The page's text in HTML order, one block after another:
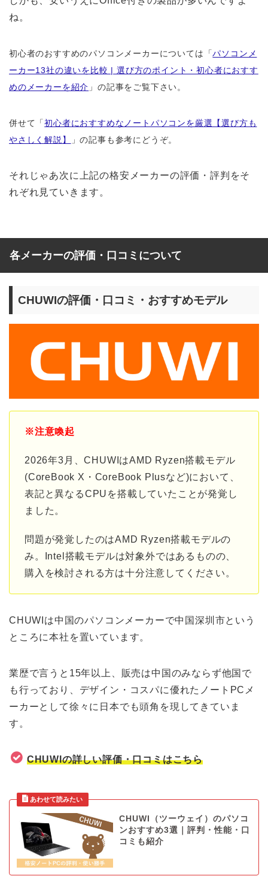
ね。
初心者のおすすめのパソコンメーカーについては「パソコンメ
ーカー13社の違いを比較 | 選び方のポイント・初心者におすす
めのメーカーを紹介 」の記事をご覧下さい。
併せて「初心者におすすめなノートパソコンを厳選【選び方も
やさしく解説】
」の記事も参考にどうぞ。
それじゃあ次に上記の格安メーカーの評価・評判をそ
れぞれ見ていきます。
各メーカーの評価・口コミについて
CHUWIの評価・口コミ・おすすめモデル
※注意喚起
2026年3月、CHUWIはAMD Ryzen搭載モデル
(CoreBook X・CoreBook Plusなど)において、
表記と異なるCPUを搭載していたことが発覚し
ました。
問題が発覚したのはAMD Ryzen搭載モデルの
み。Intel搭載モデルは対象外ではあるものの、
購入を検討される方は十分注意してください。
CHUWIは中国のパソコンメーカーで中国深圳市という
ところに本社を置いています。
業歴で言うと15年以上、販売は中国のみならず他国で
も行っており、デザイン・コスパに優れたノートPCメ
ーカーとして徐々に日本でも頭角を現してきていま
す。
CHUWIの詳しい評価・口コミはこちら
CHUWI（ツーウェイ）のパソコ
ンおすすめ3選｜評判・性能・口
コミも紹介